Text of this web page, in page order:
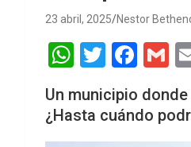
23 abril, 2025 Nestor
W
at
s
T
wi
tt
er
F
a
ce
b
G
m
Un municipio
¿Hasta cuándo